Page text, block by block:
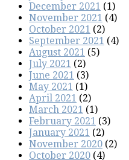
December 2021 (1)
November 2021 (4)
October 2021 (2)
September 2021 (4)
August 2021 (5)
July 2021 (2)
June 2021 (3)
May 2021 (1)
April 2021 (2)
March 2021 (1)
February 2021 (3)
January 2021 (2)
November 2020 (2)
October 2020 (4)